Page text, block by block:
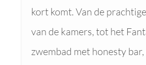
kort komt. Van de
van de kamers, tot het
zwembad met honesty bar,